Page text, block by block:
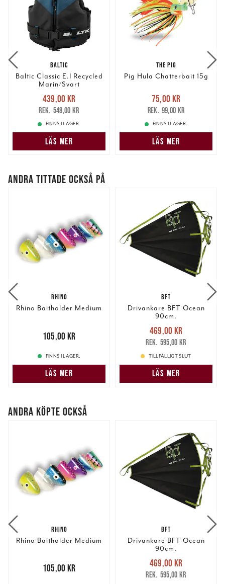
BALTIC
Baltic Classic E.I Recycled
Marin/Svart
Nuvarande pris
439,00 krTidigare pris
548,00 kr
439,00 kr
548,00 kr
FINNS I LAGER.
LÄS MER
THE PIG
Pig Hula Chatterbait 15g
Nuvarande pris
75,00 krTidigare pris
99,00 kr
75,00 kr
99,00 kr
FINNS I LAGER.
LÄS MER
ANDRA TITTADE OCKSÅ PÅ
RHINO
Rhino Baitholder Medium
105,00 kr
105,00 kr
FINNS I LAGER.
LÄS MER
BFT
Drivankare BFT Ocean
90cm.
Nuvarande pris
469,00 krTidigare pris
595,00 kr
469,00 kr
595,00 kr
TILLFÄLLIGT SLUT
LÄS MER
ANDRA KÖPTE OCKSÅ
RHINO
Rhino Baitholder Medium
105,00 kr
105,00 kr
BFT
Drivankare BFT Ocean
90cm.
Nuvarande pris
469,00 krTidigare pris
595,00 kr
469,00 kr
595,00 kr